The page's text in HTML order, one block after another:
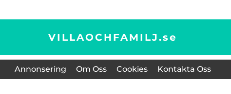
VILLAOCHFAMILJ.se
Annonsering Om Oss Cookies Kontakta Oss